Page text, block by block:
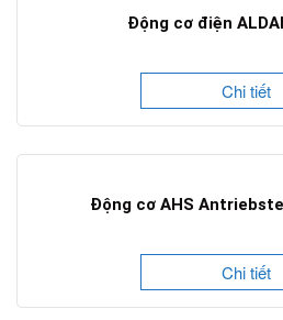
Động cơ điện
Chi tiết
Động cơ AHS
Chi tiết